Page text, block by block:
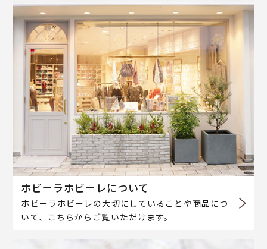
ホビーラホビーレについて
ホビーラホビーレの大切にしていることや商品につ
いて、こちらからご覧いただけます。